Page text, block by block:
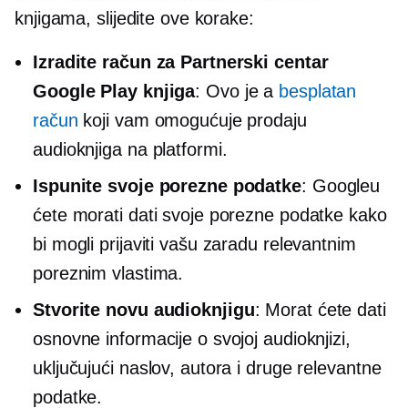
knjigama, slijedite ove korake:
Izradite račun za Partnerski centar
Google Play knjiga: Ovo je a besplatan
račun koji vam omogućuje prodaju
audioknjiga na platformi.
Ispunite svoje porezne podatke: Googleu
ćete morati dati svoje porezne podatke kako
bi mogli prijaviti vašu zaradu relevantnim
poreznim vlastima.
Stvorite novu audioknjigu: Morat ćete dati
osnovne informacije o svojoj audioknjizi,
uključujući naslov, autora i druge relevantne
podatke.